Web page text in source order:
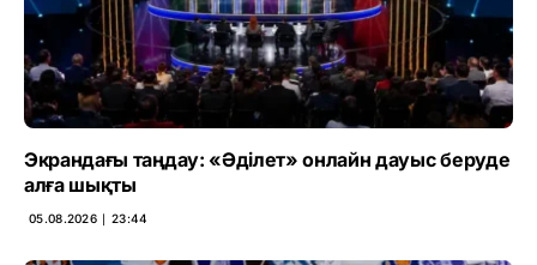
Экрандағы таңдау: «Әділет» онлайн дауыс беруде
алға шықты
05.08.2026 ∣ 23:44